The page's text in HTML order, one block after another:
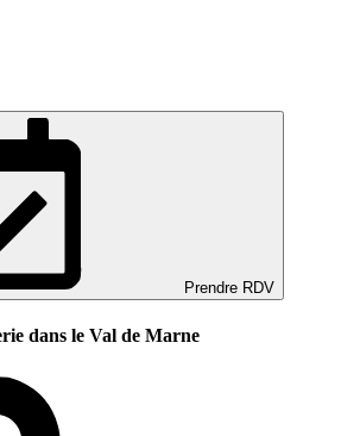
Prendre RDV
dans le Val de Marne